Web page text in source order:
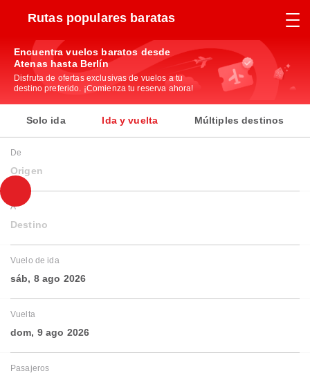
Rutas populares baratas
Encuentra vuelos baratos desde
Atenas hasta Berlín
Disfruta de ofertas exclusivas de vuelos a tu
destino preferido. ¡Comienza tu reserva ahora!
Solo ida Ida y vuelta Múltiples destinos
De
Origen
A
Destino
Vuelo de ida
sáb, 8 ago 2026
Vuelta
dom, 9 ago 2026
Pasajeros